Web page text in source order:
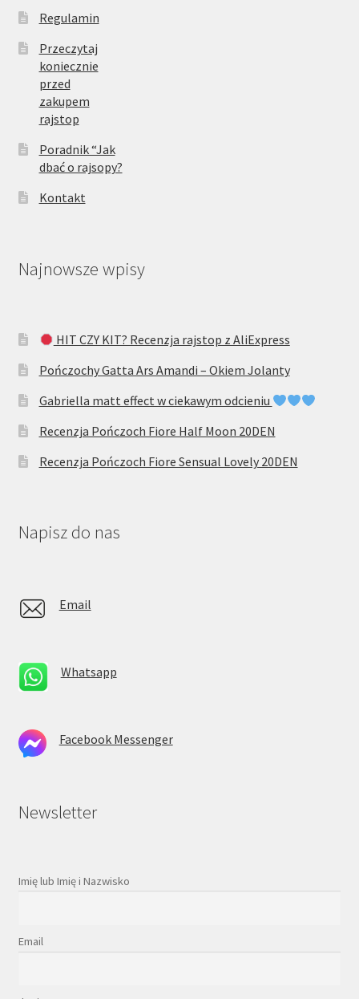
Regulamin
Przeczytaj
koniecznie
przed
zakupem
rajstop
Poradnik “Jak
dbać o rajsopy?
Kontakt
Najnowsze wpisy
HIT CZY KIT? Recenzja rajstop z AliExpress
Pończochy Gatta Ars Amandi – Okiem Jolanty
Gabriella matt effect w ciekawym odcieniu
Recenzja Pończoch Fiore Half Moon 20DEN
Recenzja Pończoch Fiore Sensual Lovely 20DEN
Napisz do nas
Email
Whatsapp
Facebook Messenger
Newsletter
Imię lub Imię i Nazwisko
Email